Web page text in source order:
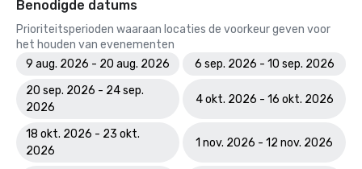
Benodigde datums
Prioriteitsperioden waaraan locaties de voorkeur geven voor
het houden van evenementen
9 aug. 2026 - 20 aug. 2026
6 sep. 2026 - 10 sep. 2026
20 sep. 2026 - 24 sep.
2026
4 okt. 2026 - 16 okt. 2026
18 okt. 2026 - 23 okt.
2026
1 nov. 2026 - 12 nov. 2026